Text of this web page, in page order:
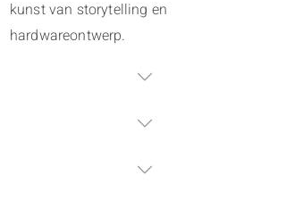
kunst van storytelling en
hardwareontwerp.